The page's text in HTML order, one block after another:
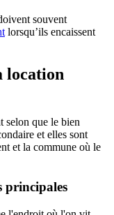
souvent
lorsqu’ils encaissent
location
selon que le bien
et elles sont
et la commune où le
principales